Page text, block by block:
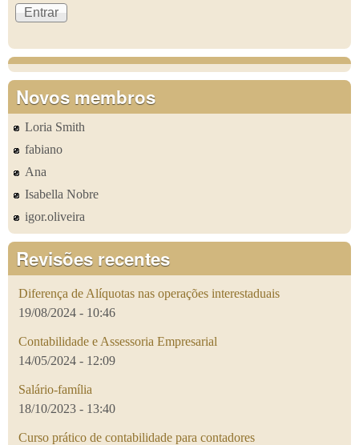
Novos membros
Loria Smith
fabiano
Ana
Isabella Nobre
igor.oliveira
Revisões recentes
Diferença de Alíquotas nas operações interestaduais
19/08/2024 - 10:46
Contabilidade e Assessoria Empresarial
14/05/2024 - 12:09
Salário-família
18/10/2023 - 13:40
Curso prático de contabilidade para contadores